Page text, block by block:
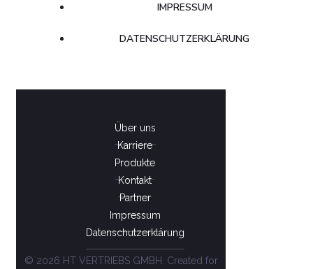
IMPRESSUM
DATENSCHUTZERKLÄRUNG
Über uns
Karriere
Produkte
Kontakt
Partner
Impressum
Datenschutzerklärung
© 2026 HT VERTRIEBS GMBH. Created for